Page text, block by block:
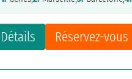
Détails Réservez-vous